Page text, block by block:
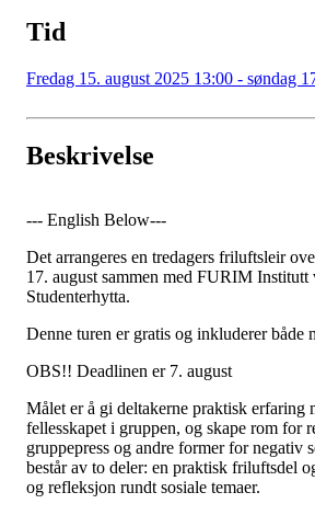
Tid
Fredag 15. august 2025 13:00 - søndag
Beskrivelse
--- English Below---
Det arrangeres en tredagers friluftsleir
17. august sammen med FURIM Institutt
Studenterhytta.
Denne turen er gratis og inkluderer både
OBS!! Deadlinen er 7. august
Målet er å gi deltakerne praktisk erfaring
fellesskapet i gruppen, og skape rom for
gruppepress og andre former for negativ
består av to deler: en praktisk friluftsdel
og refleksjon rundt sosiale temaer.